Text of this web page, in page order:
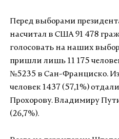
Перед выборами
насчитал в США 91 478
голосовать на наших
пришли лишь 11 175
№5235 в Сан-Франциско.
человек 1437 (57,1%)
Прохорову. Владимиру
(26,7%).